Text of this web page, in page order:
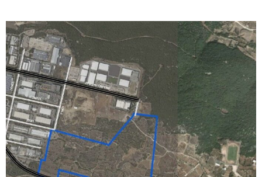
דו"צ בחוסר מקצועיות וזלזול